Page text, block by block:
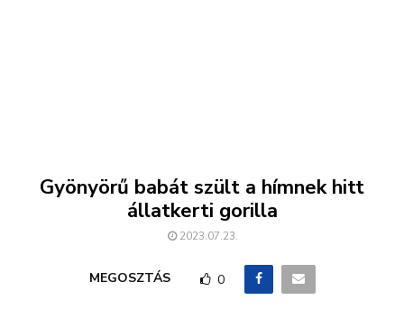
Gyönyörű babát szült a hímnek hitt
állatkerti gorilla
2023.07.23.
MEGOSZTÁS 0